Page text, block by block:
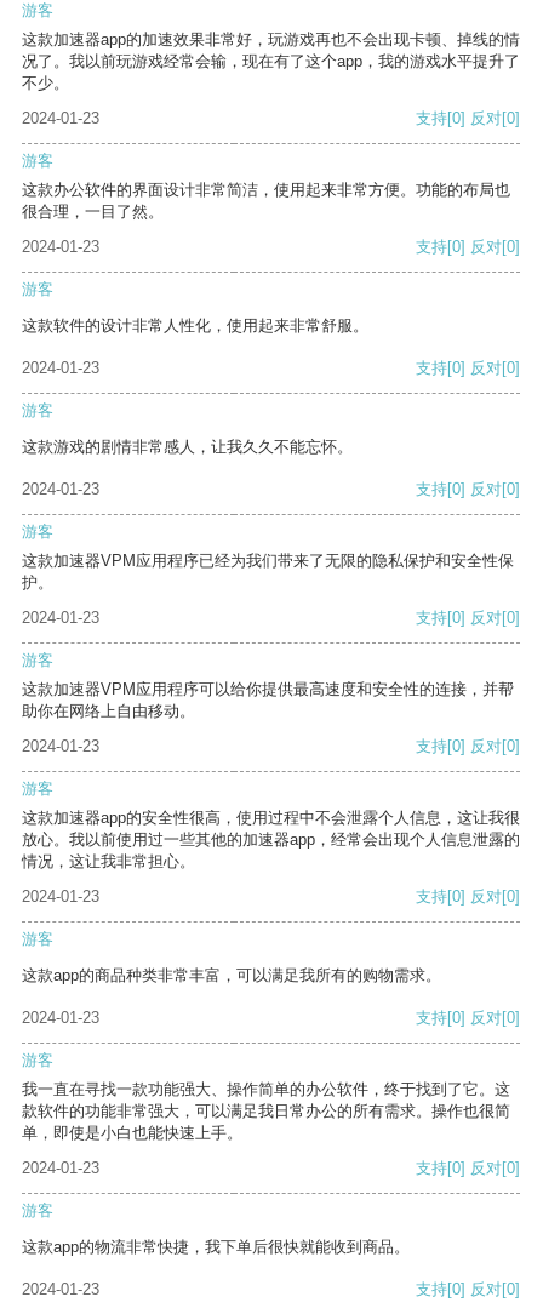
游客
这款加速器app的加速效果非常好，玩游戏再也不会出现卡顿、掉线的情
况了。我以前玩游戏经常会输，现在有了这个app，我的游戏水平提升了
不少。
2024-01-23
支持[0] 反对[0]
游客
这款办公软件的界面设计非常简洁，使用起来非常方便。功能的布局也
很合理，一目了然。
2024-01-23
支持[0] 反对[0]
游客
这款软件的设计非常人性化，使用起来非常舒服。
2024-01-23 支持[0] 反对[0]
游客
这款游戏的剧情非常感人，让我久久不能忘怀。
2024-01-23 支持[0] 反对[0]
游客
这款加速器VPM应用程序已经为我们带来了无限的隐私保护和安全性保
护。
2024-01-23
支持[0] 反对[0]
游客
这款加速器VPM应用程序可以给你提供最高速度和安全性的连接，并帮
助你在网络上自由移动。
2024-01-23
支持[0] 反对[0]
游客
这款加速器app的安全性很高，使用过程中不会泄露个人信息，这让我很
放心。我以前使用过一些其他的加速器app，经常会出现个人信息泄露的
情况，这让我非常担心。
2024-01-23
支持[0] 反对[0]
游客
这款app的商品种类非常丰富，可以满足我所有的购物需求。
2024-01-23 支持[0] 反对[0]
游客
我一直在寻找一款功能强大、操作简单的办公软件，终于找到了它。这
款软件的功能非常强大，可以满足我日常办公的所有需求。操作也很简
单，即使是小白也能快速上手。
2024-01-23
支持[0] 反对[0]
游客
这款app的物流非常快捷，我下单后很快就能收到商品。
2024-01-23 支持[0] 反对[0]